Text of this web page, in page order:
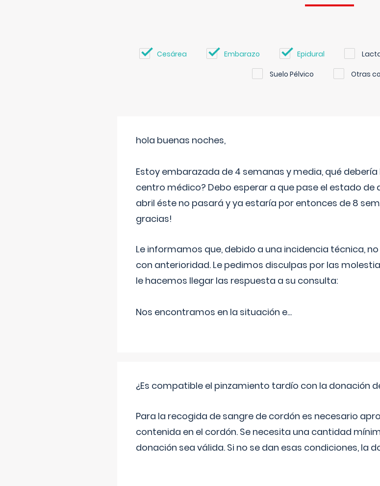
Cesárea Embarazo Epidural
Suelo Pélvico Otras
hola buenas noches,
Estoy embarazada de 4 semanas y media, qué
centro médico? Debo esperar a que pase el estado de
abril éste no pasará y ya estaría por entonces de 8
gracias!
Le informamos que, debido a una incidencia técnica,
con anterioridad. Le pedimos disculpas por las
le hacemos llegar las respuesta a su consulta:
Nos encontramos en la situación e...
¿Es compatible el pinzamiento tardío con la donación
Para la recogida de sangre de cordón es necesario
contenida en el cordón. Se necesita una cantidad
donación sea válida. Si no se dan esas condiciones, la